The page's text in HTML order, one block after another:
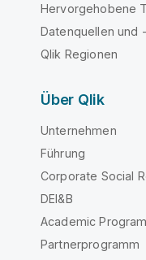
Hervorgehobene
Datenquellen und
Qlik Regionen
Über Qlik
Unternehmen
Führung
Corporate Social
DEI&B
Academic Program
Partnerprogramm